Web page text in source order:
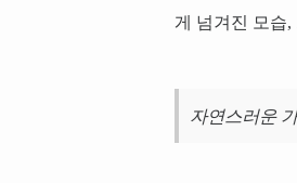
게 넘겨진 모습
자연스러운